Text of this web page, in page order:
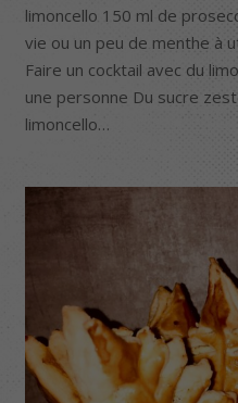
limoncello 150 ml de
vie ou un peu de menthe à
Faire un cocktail avec du
une personne Du sucre
limoncello…